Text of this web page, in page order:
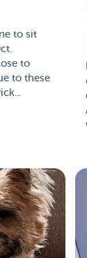
to sit
to
to these